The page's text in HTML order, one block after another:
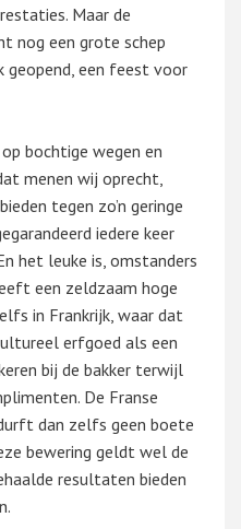
Maar de
nog een grote schep
geopend, een feest voor
bochtige wegen en
menen wij oprecht,
tegen zo’n geringe
iedere keer
het leuke is, omstanders
een zeldzaam hoge
in Frankrijk, waar dat
erfgoed als een
bij de bakker terwijl
De Franse
dan zelfs geen boete
bewering geldt wel de
resultaten bieden